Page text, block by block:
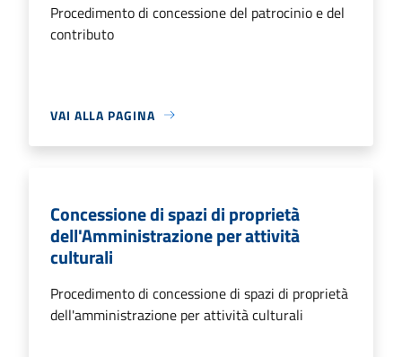
Procedimento di concessione del patrocinio e del
contributo
VAI ALLA PAGINA
Concessione di spazi di proprietà
dell'Amministrazione per attività
culturali
Procedimento di concessione di spazi di proprietà
dell'amministrazione per attività culturali